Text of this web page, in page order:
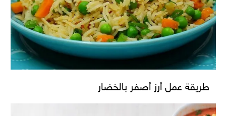
طريقة عمل أرز أصفر بالخضار